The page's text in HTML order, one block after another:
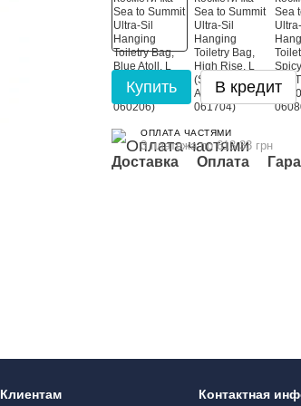
Купить В кредит
ОПЛАТА ЧАСТЯМИ
3 платежа по 613.33 грн
Доставка Оплата
Клиентам Контактная